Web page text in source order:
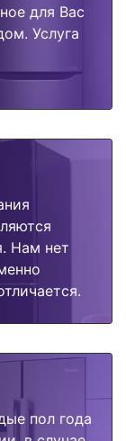
для Вас
Услуга
Нам нет
пол года